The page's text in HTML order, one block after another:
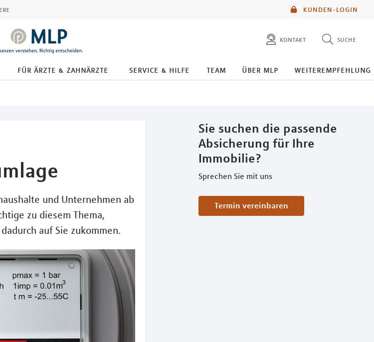
KUNDEN-LOGIN
kontakt suche
diese website durchsuchen
für ärzte & zahnärzte service & hilfe team über mlp weiterempfehlung
und Unternehmen ab
zu diesem Thema,
auf Sie zukommen.
Sie suchen die passende
Absicherung für Ihre
Immobilie?
Sprechen Sie mit uns
Termin vereinbaren